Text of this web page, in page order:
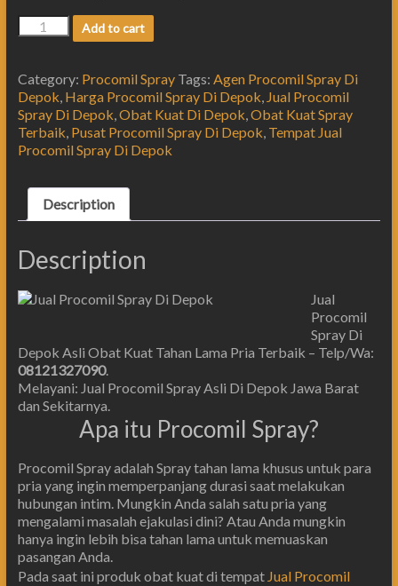
Add to cart
Category: Procomil Spray Tags: Agen Procomil Spray Di
Depok, Harga Procomil Spray Di Depok, Jual Procomil
Spray Di Depok,Obat Kuat Di Depok,Obat Kuat Spray
Terbaik, Pusat Procomil Spray Di Depok, Tempat Jual
Procomil Spray Di Depok
Description
Description
Jual
Procomil
Spray Di
Depok Asli Obat Kuat Tahan Lama Pria Terbaik – Telp/Wa:
08121327090.
Melayani: Jual Procomil Spray Asli Di Depok Jawa Barat
dan Sekitarnya.
Apa itu Procomil Spray?
Procomil Spray adalah Spray tahan lama khusus untuk para
pria yang ingin memperpanjang durasi saat melakukan
hubungan intim. Mungkin Anda salah satu pria yang
mengalami masalah ejakulasi dini? Atau Anda mungkin
hanya ingin lebih bisa tahan lama untuk memuaskan
pasangan Anda.
Pada saat ini produk obat kuat di tempat Jual Procomil